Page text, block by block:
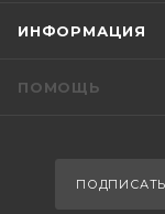
ИНФОРМАЦИЯ
ПОМОЩЬ